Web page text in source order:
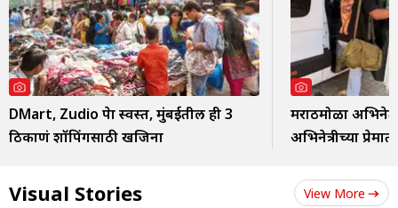
DMart, Zudio पेक्षा स्वस्त, मुंबईतील ही 3
ठिकाणं शॉपिंगसाठी खजिना
मराठमोळा
अभिनेत्रीच्या
Visual Stories View More